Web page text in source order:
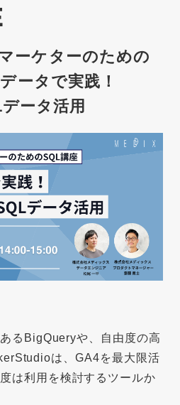
ーケターのための
ータで実践！
ータ活用
るBigQueryや、自由度の高
は、GA4を最大限活
は利用を検討するツールか